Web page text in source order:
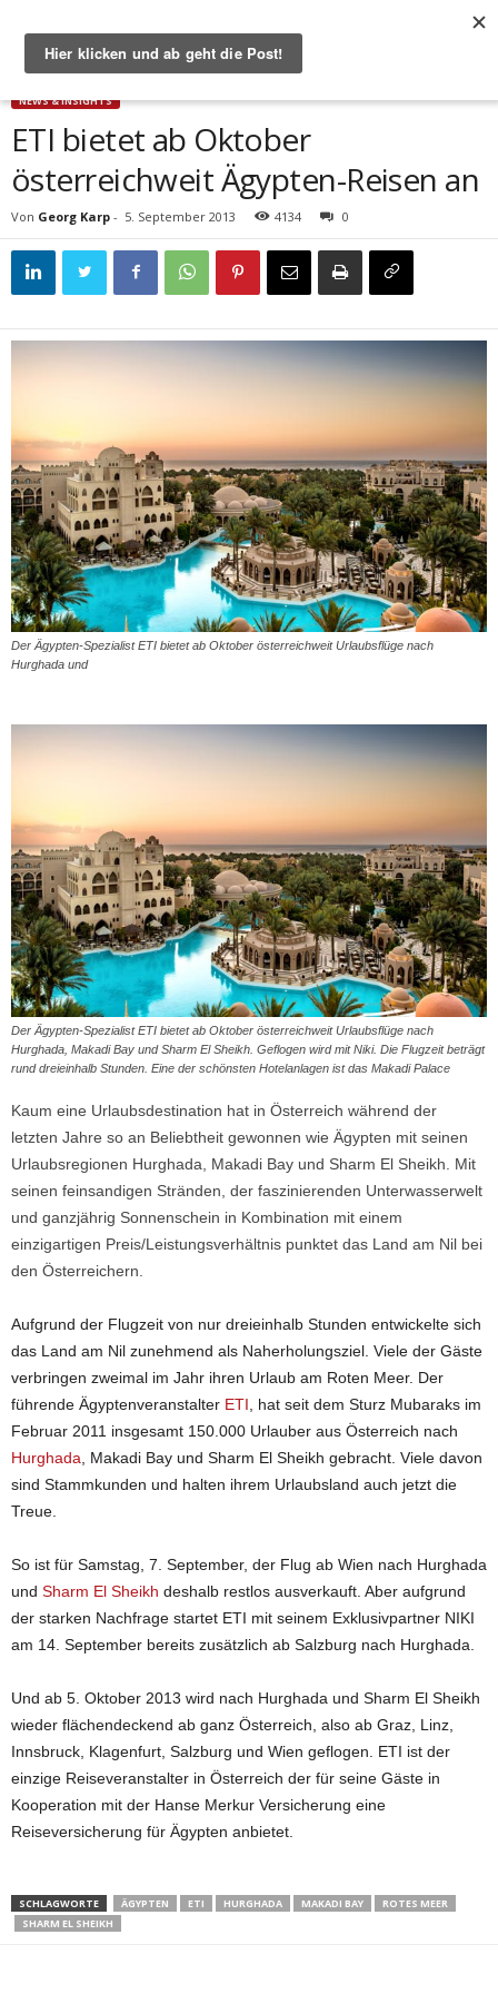
Start News & Insights ETI bietet ab Oktober österreichweit Ägypten-Reisen an
NEWS & INSIGHTS
ETI bietet ab Oktober
österreichweit Ägypten-Reisen an
Von Georg Karp - 5. September 2013 4134 0
Der Ägypten-Spezialist ETI bietet ab Oktober österreichweit Urlaubsflüge nach
Hurghada und
Der Ägypten-Spezialist ETI bietet ab Oktober österreichweit Urlaubsflüge nach
Hurghada, Makadi Bay und Sharm El Sheikh. Geflogen wird mit Niki. Die Flugzeit beträgt
rund dreieinhalb Stunden. Eine der schönsten Hotelanlagen ist das Makadi Palace
Kaum eine Urlaubsdestination hat in Österreich während der
letzten Jahre so an Beliebtheit gewonnen wie Ägypten mit seinen
Urlaubsregionen Hurghada, Makadi Bay und Sharm El Sheikh. Mit
seinen feinsandigen Stränden, der faszinierenden Unterwasserwelt
und ganzjährig Sonnenschein in Kombination mit einem
einzigartigen Preis/Leistungsverhältnis punktet das Land am Nil bei
den Österreichern.
Aufgrund der Flugzeit von nur dreieinhalb Stunden entwickelte sich
das Land am Nil zunehmend als Naherholungsziel. Viele der Gäste
verbringen zweimal im Jahr ihren Urlaub am Roten Meer. Der
führende Ägyptenveranstalter ETI , hat seit dem Sturz Mubaraks im
Februar 2011 insgesamt 150.000 Urlauber aus Österreich nach
Hurghada , Makadi Bay und Sharm El Sheikh gebracht. Viele davon
sind Stammkunden und halten ihrem Urlaubsland auch jetzt die
Treue.
So ist für Samstag, 7. September, der Flug ab Wien nach Hurghada
und Sharm El Sheikh deshalb restlos ausverkauft. Aber aufgrund
der starken Nachfrage startet ETI mit seinem Exklusivpartner NIKI
am 14. September bereits zusätzlich ab Salzburg nach Hurghada.
Und ab 5. Oktober 2013 wird nach Hurghada und Sharm El Sheikh
wieder flächendeckend ab ganz Österreich, also ab Graz, Linz,
Innsbruck, Klagenfurt, Salzburg und Wien geflogen. ETI ist der
einzige Reiseveranstalter in Österreich der für seine Gäste in
Kooperation mit der Hanse Merkur Versicherung eine
Reiseversicherung für Ägypten anbietet.
SCHLAGWORTE ÄGYPTEN ETI HURGHADA MAKADI BAY
ROTES MEER
SHARM EL SHEIKH